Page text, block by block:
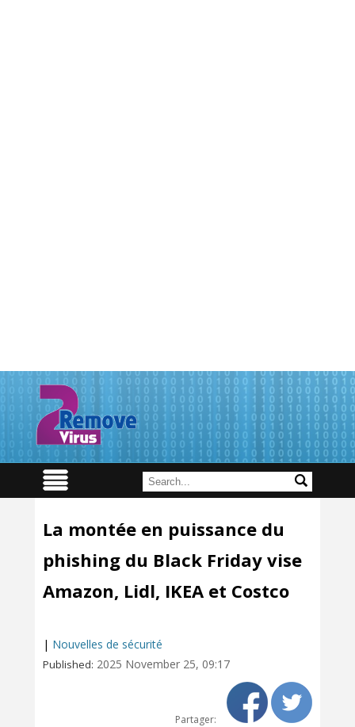
La montée en puissance du
phishing du Black Friday vise
Amazon, Lidl, IKEA et Costco
| Nouvelles de sécurité
Published: 2025 November 25, 09:17
Partager: